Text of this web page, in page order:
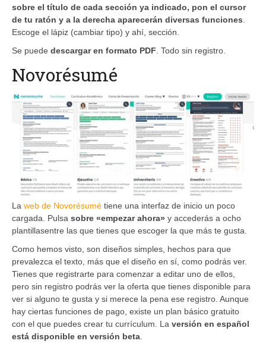
sobre el título de cada sección ya indicado, pon el cursor
de tu ratón y a la derecha aparecerán diversas funciones
Escoge el lápiz (cambiar tipo) y ahí, sección.
Se puede descargar en formato PDF . Todo sin registro.
Novorésumé
La web de Novorésumé tiene una interfaz de inicio un poco
cargada. Pulsa sobre «empezar ahora» y accederás a ocho
plantillasentre las que tienes que escoger la que más te gusta.
Como hemos visto, son diseños simples, hechos para que
prevalezca el texto, más que el diseño en sí, como podrás ver.
Tienes que registrarte para comenzar a editar uno de ellos,
pero sin registro podrás ver la oferta que tienes disponible para
ver si alguno te gusta y si merece la pena ese registro. Aunque
hay ciertas funciones de pago, existe un plan básico gratuito
con el que puedes crear tu currículum. La versión en español
está disponible en versión beta